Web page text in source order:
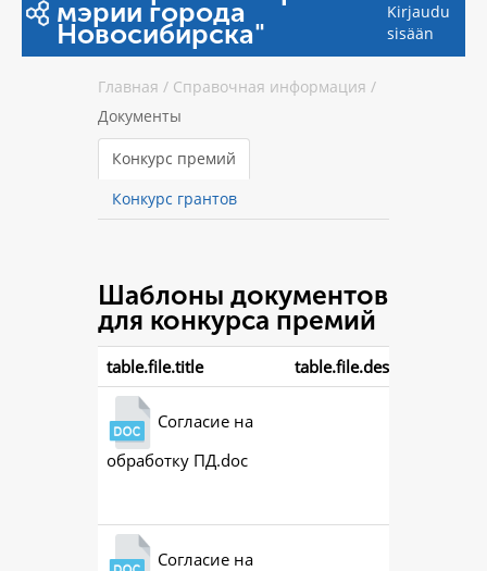
мэрии города
Новосибирска"
Kirjaudu
sisään
Главная / Справочная информация /
Документы
Конкурс премий
Конкурс грантов
Шаблоны документов
для конкурса премий
table.file.title table.file.description
Согласие на
обработку ПД.doc
Согласие на